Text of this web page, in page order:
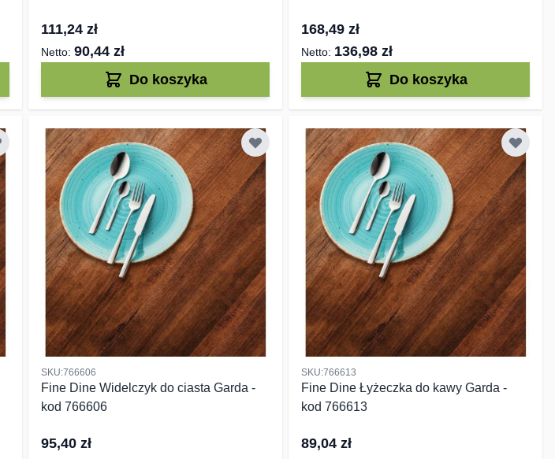
111,24 zł
90,44 zł
Do koszyka
168,49 zł
136,98 zł
Do koszyka
SKU:766606
Fine Dine Widelczyk do ciasta Garda -
kod 766606
95,40 zł
SKU:766613
Fine Dine Łyżeczka do kawy Garda -
kod 766613
89,04 zł